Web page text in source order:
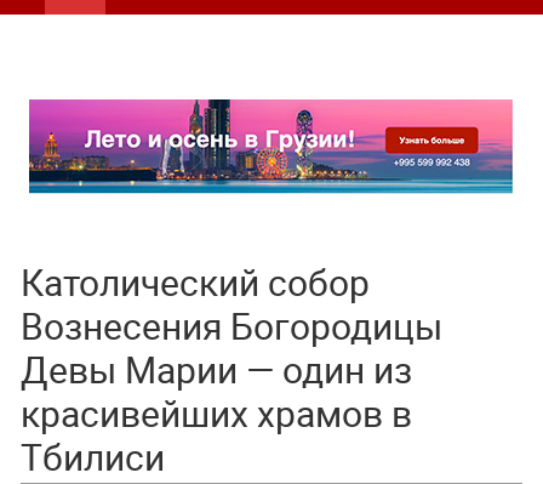
Католический собор
Вознесения Богородицы
Девы Марии — один из
красивейших храмов в
Тбилиси